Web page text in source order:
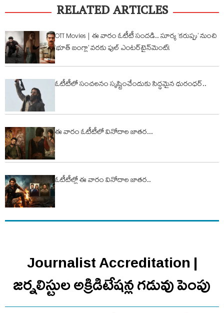
RELATED ARTICLES
OTT Movies | ఈ వారం ఓటీటీ సందడి.. సూర్య ‘కరుప్పు’ నుంచి
‘భూత్ బంగ్లా’ వరకు ఫుల్‌ ఎంటర్‌టైన్‌మెంట్!
ఓటీటీలో సంచ‌ల‌నం సృష్టించేందుకు సిద్ధ‌మైన ధురంధ‌ర్..
ఈ వారం ఓటీటీలో వినోదాల జాత‌ర‌...
ఓటీటీల్లో ఈ వారం వినోదాల జాతర..
Journalist Accreditation |
జర్నలిస్టుల అక్రిడిటేషన్ల గడువు పెంపు